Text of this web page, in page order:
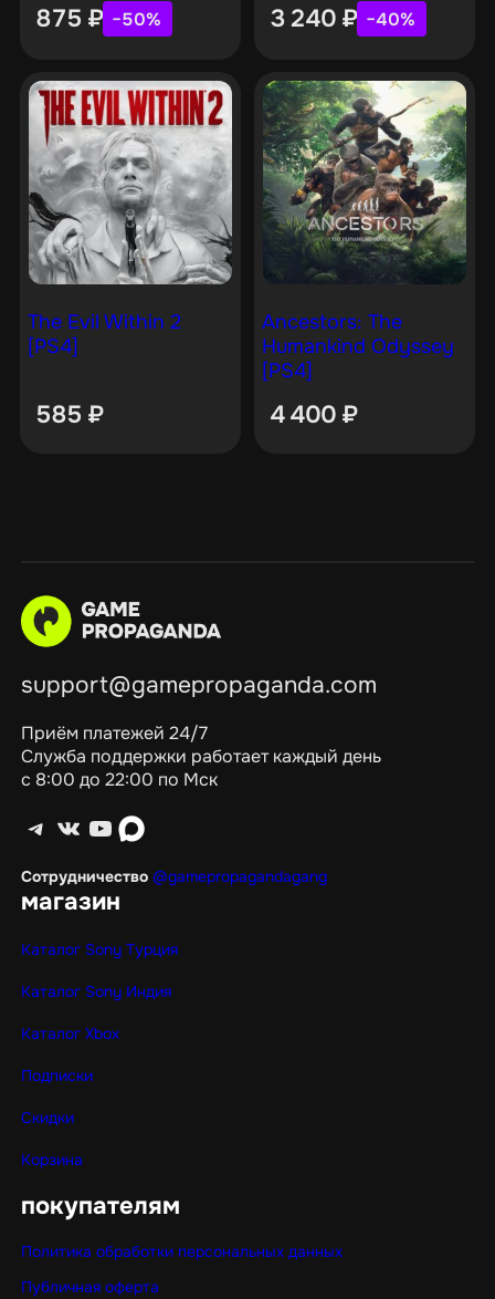
875 ₽ −50% 3 240 ₽ −40%
The Evil Within 2
[PS4]
585 ₽
Ancestors: The
Humankind Odyssey
[PS4]
4 400 ₽
support@gamepropaganda.com
Приём платежей 24/7
Служба поддержки работает каждый день
с 8:00 до 22:00 по Мск
Telegram ВКонтакте YouTube max
Сотрудничество @gamepropagandagang
магазин
Каталог Sony Турция
Каталог Sony Индия
Каталог Xbox
Подписки
Скидки
Корзина
покупателям
Политика обработки персональных данных
Публичная оферта